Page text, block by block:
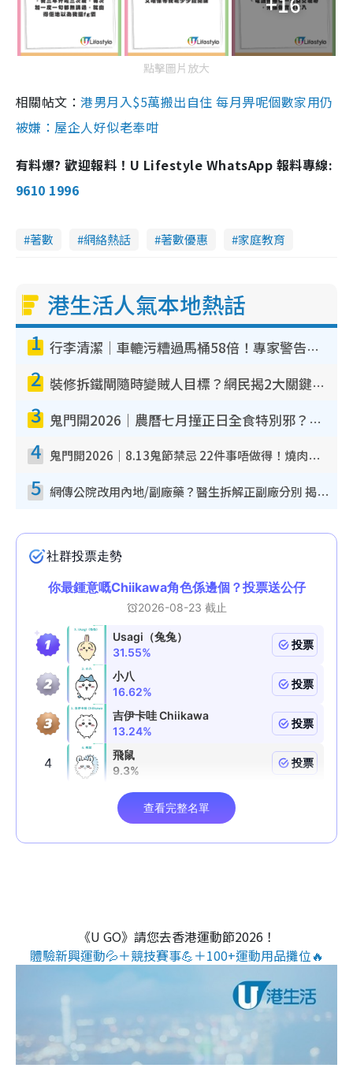
點擊圖片放大
相關帖文：港男月入$5萬搬出自住 每月畀呢個數家用仍
被嫌：屋企人好似老奉咁
有料爆? 歡迎報料！U Lifestyle WhatsApp 報料專線:
9610 1996
著數 網絡熱話 著數優惠 家庭教育
港生活人氣本地熱話
1 行李清潔｜車轆污糟過馬桶58倍！專家警告忌用酒精抹 教1招免污手除菌
2 裝修拆鐵閘隨時變賊人目標？網民揭2大關鍵用途：裝新式等於白裝？附新舊鐵閘分別
3 鬼門開2026｜農曆七月撞正日全食特別邪？專家警告切忌做一事！揭4大禁忌+2招保平安
4 鬼門開2026｜8.13鬼節禁忌 22件事唔做得！燒肉、刺身要少食？半夜勿吹口哨/打呢個電話
5 網傳公院改用內地/副廠藥？醫生拆解正副廠分別 揭4類人換藥隨時出事
《U GO》請您去香港運動節2026！
體驗新興運動💦＋競技賽事💪＋100+運動用品攤位🔥